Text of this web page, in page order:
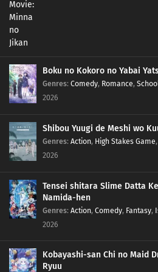
243 Episode 243
242
240 Episode 240
238 Episode 238
236 Episode 236
Episode 235
234 Episode 234
Boku no Kokoro no Yabai
Genres: Comedy, Romance,
2026
Shibou Yuugi de Meshi wo
Genres: Action, High Stakes Game,
2026
Tensei shitara Slime Datta
Namida-hen
Genres: Action, Comedy, Fantasy,
2026
Kobayashi-san Chi no Maid
Ryuu